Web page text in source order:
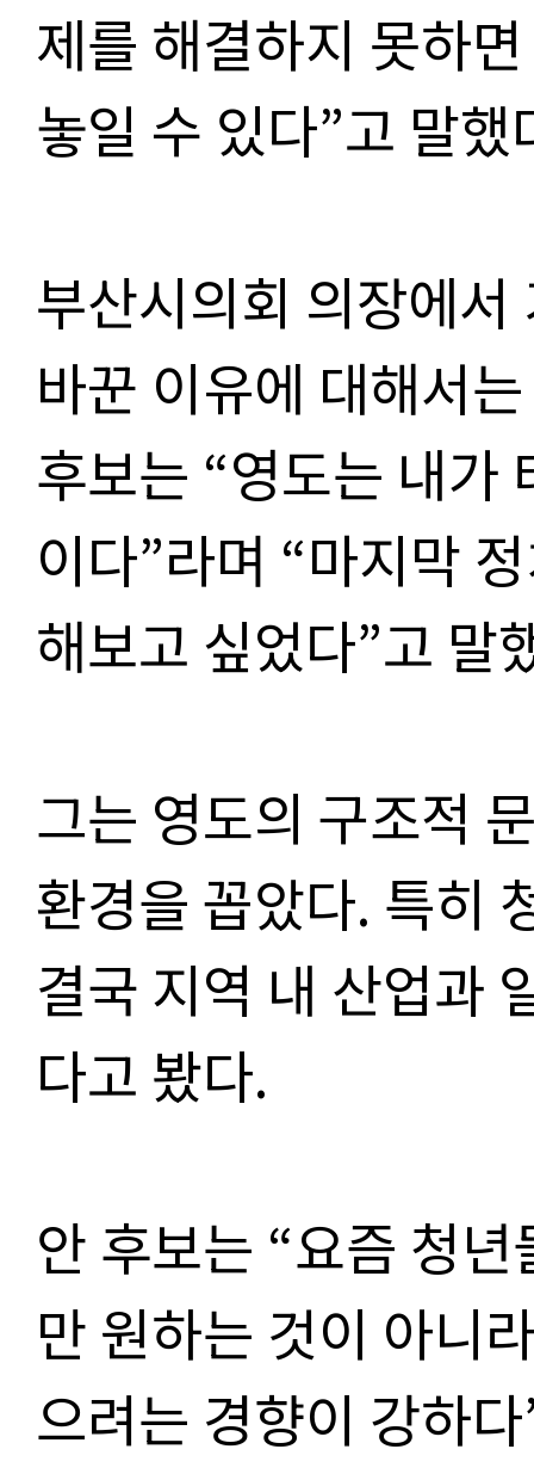
제를 해결하지 못하
놓일 수 있다”고 말했
부산시의회 의장에
바꾼 이유에 대해서
후보는 “영도는 내가
이다”라며 “마지막
해보고 싶었다”고 말
그는 영도의 구조적
환경을 꼽았다. 특히
결국 지역 내 산업과
다고 봤다.
안 후보는 “요즘 청
만 원하는 것이 아니
으려는 경향이 강하